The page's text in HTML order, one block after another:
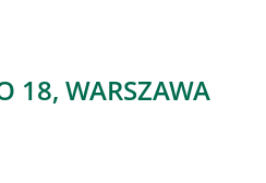
18, WARSZAWA